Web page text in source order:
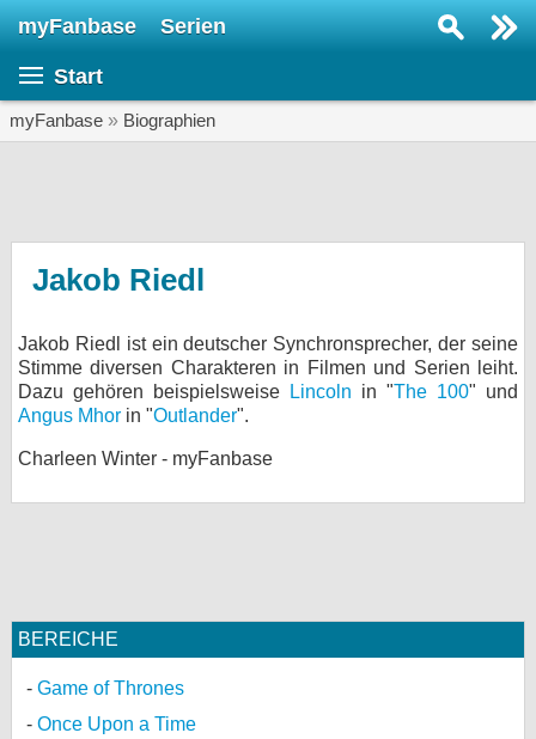
myFanbase Serien
Start
myFanbase » Biographien
Jakob Riedl
Jakob Riedl ist ein deutscher Synchronsprecher, der seine
Stimme diversen Charakteren in Filmen und Serien leiht.
Dazu gehören beispielsweise
Lincoln in "The 100" und
Angus Mhor in "Outlander".
Charleen Winter - myFanbase
BEREICHE
Game of Thrones
Once Upon a Time
KULTUR
Specials
SERVICE
Gewinnspiele
bei Facebook